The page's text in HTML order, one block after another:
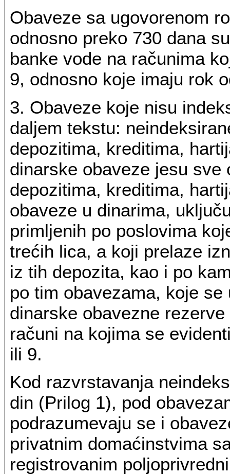
Obaveze sa ugovorenom
odnosno preko 730 dana
banke vode na računima
9, odnosno koje imaju rok
3. Obaveze koje nisu
daljem tekstu:
depozitima, kreditima,
dinarske obaveze jesu sve
depozitima, kreditima,
obaveze u dinarima,
primljenih po poslovima
trećih lica, a koji prelaze
iz tih depozita, kao i po
po tim obavezama, koje
dinarske obavezne
računi na kojima se
ili 9.
Kod razvrstavanja
din (Prilog 1), pod
podrazumevaju se i
privatnim domaćinstvima
registrovanim